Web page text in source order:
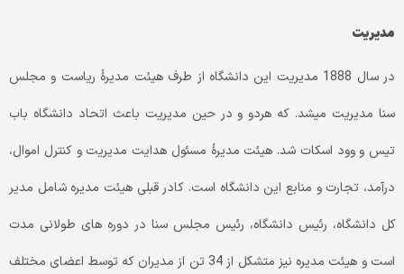
مدیریت
در سال 1888 مدیریت این دانشگاه از طرف هیئت مدیرۀ ریاست و مجلس
سنا مدیریت می­شد. که هردو و در حین مدیریت باعث اتحاد دانشگاه باب
تیس و وود اسکات شد. هیئت مدیرۀ مسئول هدایت مدیریت و کنترل اموال،
درآمد، تجارت و منابع این دانشگاه است. کادر قبلی هیئت مدیره شامل مدیر
کل دانشگاه، رئیس دانشگاه، رئیس مجلس سنا در دوره های طولانی مدت
است و هیئت مدیره نیز متشکل از 34 تن از مدیران که توسط اعضای مختلف